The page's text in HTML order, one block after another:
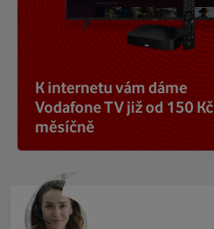
K internetu vám dáme
Vodafone TV již od 150 Kč
měsíčně